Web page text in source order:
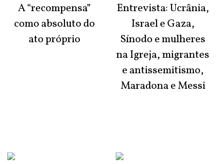
A “recompensa”
como absoluto do
ato próprio
Entrevista: Ucrânia,
Israel e Gaza,
Sínodo e mulheres
na Igreja, migrantes
e antissemitismo,
Maradona e Messi